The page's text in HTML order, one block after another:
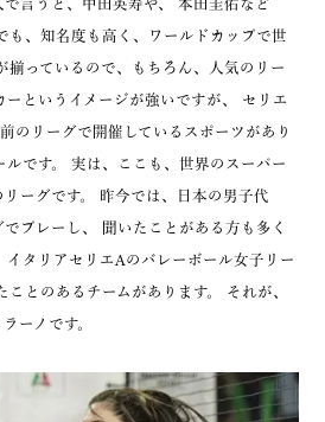
言うと、中田英寿や、 本田圭佑など
も、知名度も高く、ワールドカップで世
揃っているので、もちろん、人気のリー
ーというイメージが強いですが、 セリエ
のリーグで開催しているスポーツがあり
ルです。 実は、ここも、世界のスーパー
ーグです。 昨今では、日本の男子代
プレーし、 聞いたことがある方も多く
イタリアセリエAのバレーボール女子リー
とのあるチームがあります。 それが、
ーノです。